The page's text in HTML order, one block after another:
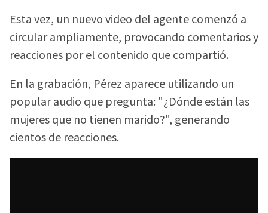
Esta vez, un nuevo video del agente comenzó a
circular ampliamente, provocando comentarios y
reacciones por el contenido que compartió.
En la grabación, Pérez aparece utilizando un
popular audio que pregunta: "¿Dónde están las
mujeres que no tienen marido?", generando
cientos de reacciones.